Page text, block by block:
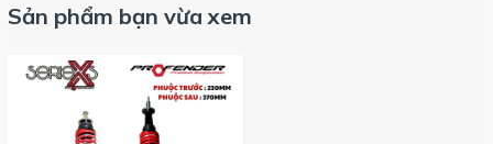
Sản phẩm bạn vừa xem